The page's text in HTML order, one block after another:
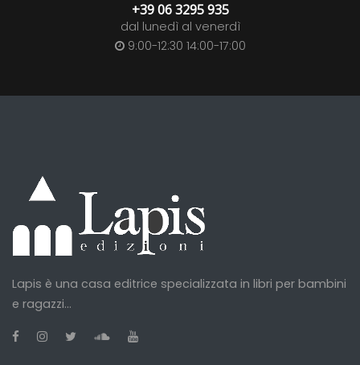
+39 06 3295 935
dal lunedì al venerdì
9:00-12:30 14:00-17:00
Lapis è una casa editrice specializzata in libri per bambini
e ragazzi...